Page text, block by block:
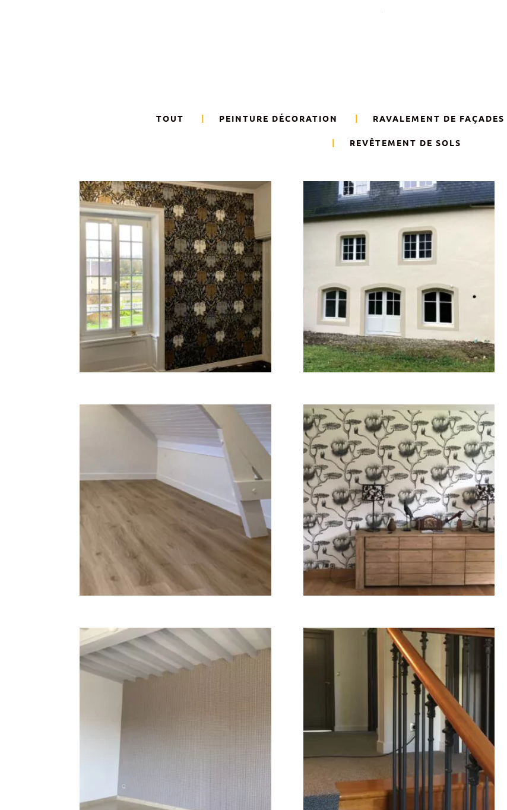
TOUT PEINTURE DÉCORATION RAVALEMENT DE FAÇADES
REVÊTEMENT DE SOLS